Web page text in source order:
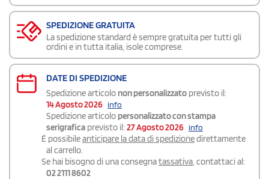
SPEDIZIONE GRATUITA
La spedizione standard è sempre gratuita per tutti gli
ordini e in tutta italia, isole comprese.
DATE DI SPEDIZIONE
Spedizione articolo non personalizzato previsto il:
14 Agosto 2026 info
Spedizione articolo personalizzato con stampa
serigrafica previsto il: 27 Agosto 2026 info
É possibileanticipare la data di spedizionedirettamente
al carrello.
Se hai bisogno di una consegnatassativa, contattaci al:
02 2111 8602